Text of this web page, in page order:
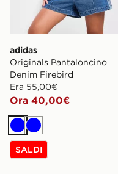
adidas
Originals Pantaloncino
Denim Firebird
Era 55,00€
Ora 40,00€
BluBlu
SALDI